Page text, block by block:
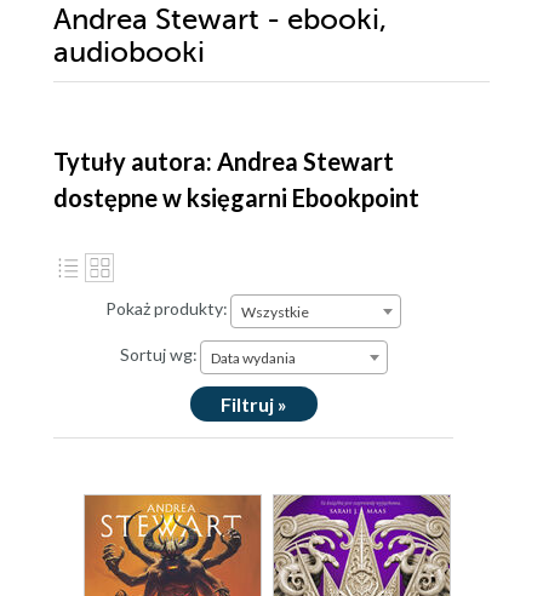
Andrea Stewart - ebooki,
audiobooki
Tytuły autora: Andrea Stewart
dostępne w księgarni Ebookpoint
Pokaż produkty: Wszystkie
Sortuj wg: Data wydania
Filtruj »